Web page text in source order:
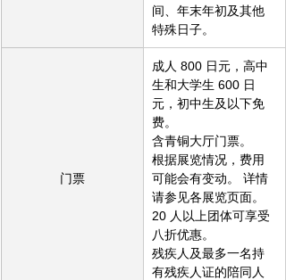
间、年末年初及其他
特殊日子。
门票
成人 800 日元，高中
生和大学生 600 日
元，初中生及以下免
费。
含青铜大厅门票。
根据展览情况，费用
可能会有变动。 详情
请参见各展览页面。
20 人以上团体可享受
八折优惠。
残疾人及最多一名持
有残疾人证的陪同人